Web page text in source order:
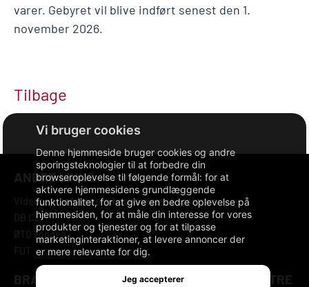
Denne hjemmeside bruger cookies og andre
sporingsteknologier til at forbedre din
browseroplevelse til følgende formål:for at
aktivere hjemmesidens grundlæggende
funktionalitet,for at give en bedre oplevelse på
hjemmesiden,for at måle din interesse for vores
produkter og tjenester og for at tilpasse
marketinginteraktioner,at levere annoncer der
er mere relevante for dig.
Jeg accepterer
varer. Gebyret vil blive indført senest den 1.
november 2026.
Tilbage
ANDRE LINKS
Videncenter for energibesparelser i bygninger
DB CLP
ØTD Fonden
FUT
BRANCHEFORENINGEN DANSKE BYGGECENTRE